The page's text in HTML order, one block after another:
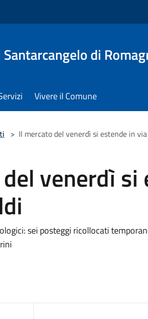
di
Vivere il Comune
> Il mercato del venerdì si estende in
venerdì si
sei posteggi ricollocati